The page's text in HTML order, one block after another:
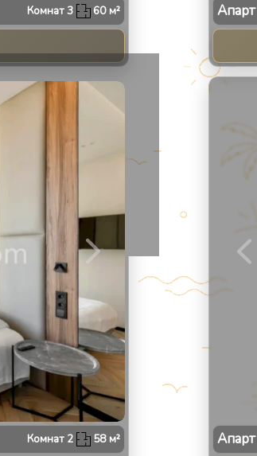
Комнат3 60м² Апарт
Комнат 2 58м² Апарт